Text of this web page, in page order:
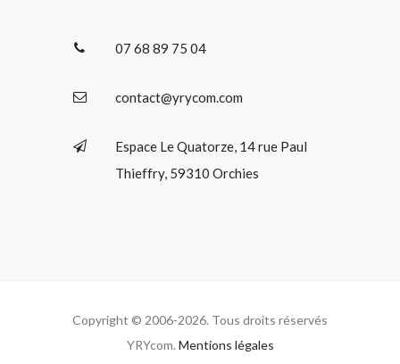
07 68 89 75 04
contact@yrycom.com
Espace Le Quatorze, 14 rue Paul
Thieffry, 59310 Orchies
Copyright © 2006-2026. Tous droits réservés
YRYcom. Mentions légales